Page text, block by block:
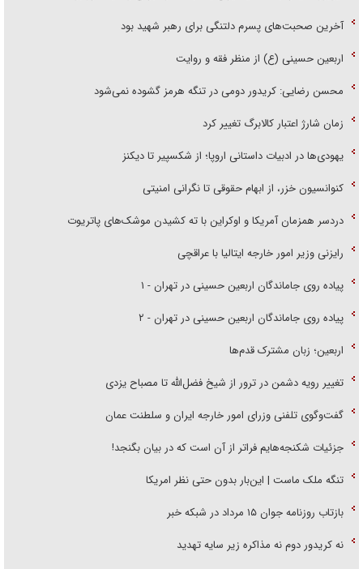
آخرین صحبت‌های پسرم دلتنگی برای رهبر شهید بود
اربعین حسینی (ع) از منظر فقه و روایت
محسن رضایی: کریدور دومی در تنگه هرمز گشوده نمی‌شود
زمان شارژ اعتبار کالابرگ تغییر کرد
یهودی‌ها در ادبیات داستانی اروپا؛ از شکسپیر تا دیکنز
کنوانسیون خزر، از ابهام حقوقی تا نگرانی امنیتی
دردسر همزمان آمریکا و اوکراین با ته کشیدن موشک‌های پاتریوت
رایزنی وزیر امور خارجه ایتالیا با عراقچی
پیاده روی جاماندگان اربعین حسینی در تهران - ۱
پیاده روی جاماندگان اربعین حسینی در تهران - ۲
اربعین؛ زبان مشترک قدم‌ها
تغییر رویه دشمن در ترور از شیخ فضل‌الله تا مصباح یزدی
گفت‌وگوی تلفنی وزرای امور خارجه ایران و سلطنت عمان
جزئیات شکنجه‌هایم فراتر از آن است که در بیان بگنجد!
تنگه ملک ماست | این‌بار بدون حتی نظر امریکا
بازتاب روزنامه جوان ۱۵ مرداد در شبکه خبر
نه کریدور دوم نه مذاکره زیر سایه تهدید